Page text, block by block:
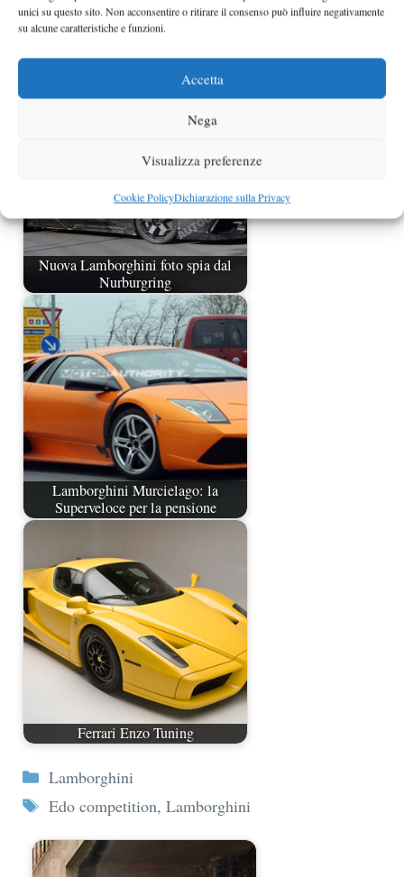
unici su questo sito. Non acconsentire o ritirare il consenso può influire negativamente
su alcune caratteristiche e funzioni.
Accetta
Nega
Visualizza preferenze
Cookie PolicyDichiarazione sulla Privacy
Lamborghini Jota Urus foto spia
Nuova Lamborghini foto spia dal
Nurburgring
Lamborghini Murcielago: la
Superveloce per la pensione
Ferrari Enzo Tuning
Categorie
Lamborghini
Tag
Edo competition, Lamborghini